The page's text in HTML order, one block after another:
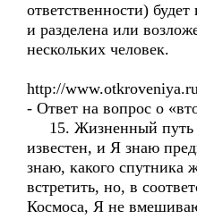
ответственности)
и разделена или
нескольких человек.
http://
- Ответ на вопрос о
15. Жизненный путь
известен, и Я знаю
знаю, какого спутника
встретить, но, в
Космоса, Я не